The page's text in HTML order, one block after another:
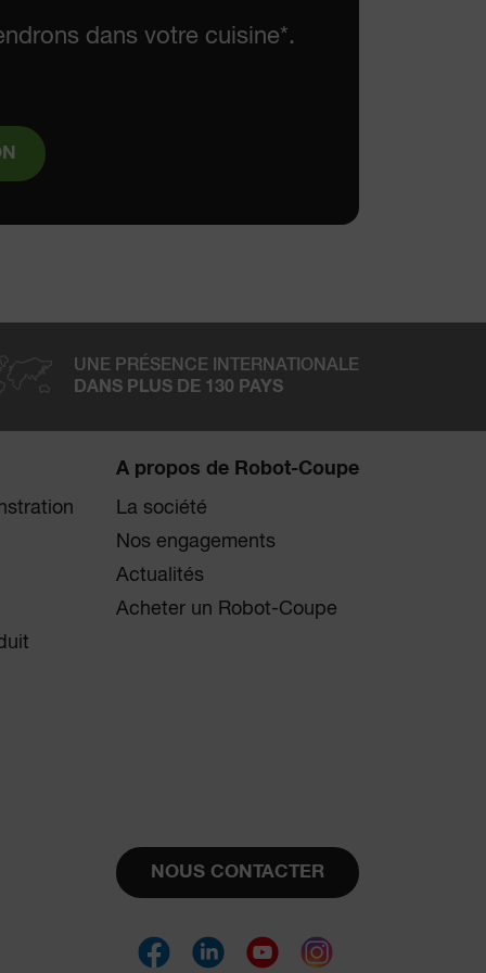
dans votre cuisine*.
UNE PRÉSENCE INTERNATIONALE
DANS PLUS DE 130 PAYS
A propos de Robot-Coupe
La société
Nos engagements
Actualités
Acheter un Robot-Coupe
NOUS CONTACTER